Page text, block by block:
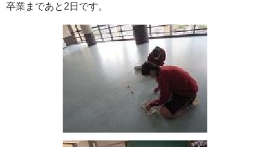
卒業まであと2日です。